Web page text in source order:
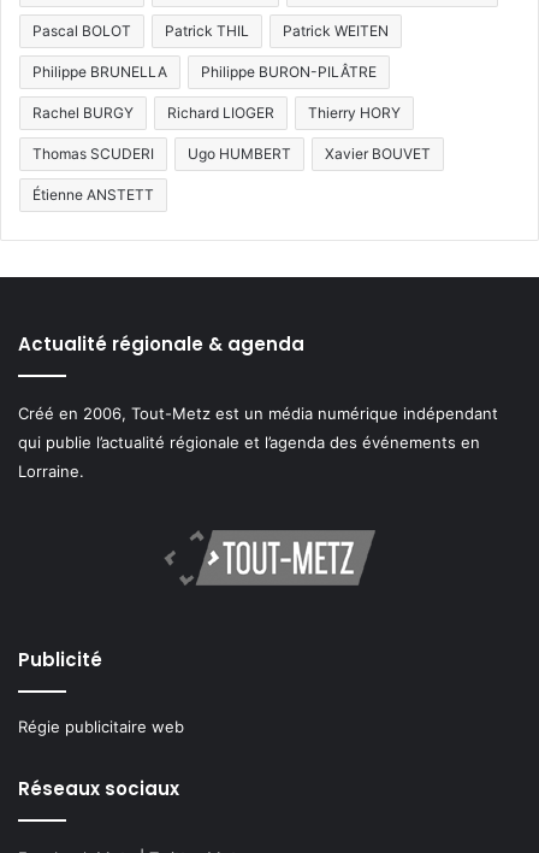
Pascal BOLOT Patrick THIL Patrick WEITEN
Philippe BRUNELLA Philippe BURON-PILÂTRE
Rachel BURGY Richard LIOGER Thierry HORY
Thomas SCUDERI Ugo HUMBERT Xavier BOUVET
Étienne ANSTETT
Actualité régionale & agenda
Créé en 2006, Tout-Metz est un média numérique indépendant
qui publie l’actualité régionale et l’agenda des événements en
Lorraine.
Publicité
Régie publicitaire web
Réseaux sociaux